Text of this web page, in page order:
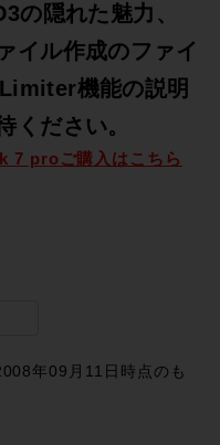
の隠れた魅力、
イル作成のファイ
機能の説明
ください。
7 proご購入はこちら
年09月11日時点のも